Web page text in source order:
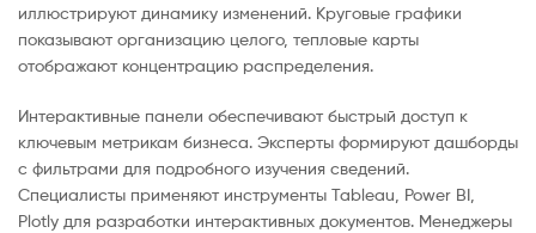
иллюстрируют динамику изменений. Круговые графики
показывают организацию целого, тепловые карты
отображают концентрацию распределения.
Интерактивные панели обеспечивают быстрый доступ к
ключевым метрикам бизнеса. Эксперты формируют дашборды
с фильтрами для подробного изучения сведений.
Специалисты применяют инструменты Tableau, Power BI,
Plotly для разработки интерактивных документов. Менеджеры